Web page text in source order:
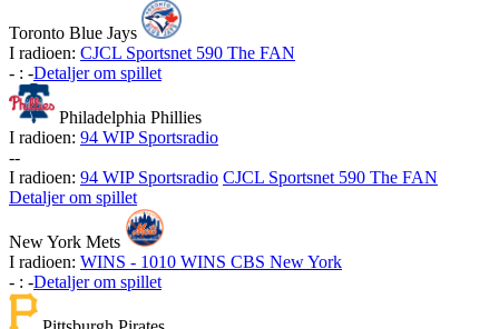
Toronto Blue Jays
I radioen: CJCL Sportsnet 590 The FAN
- : -Detaljer om spillet
Philadelphia Phillies
I radioen: 94 WIP Sportsradio
--
I radioen: 94 WIP Sportsradio CJCL Sportsnet 590 The FAN
Detaljer om spillet
New York Mets
I radioen: WINS - 1010 WINS CBS New York
- : -Detaljer om spillet